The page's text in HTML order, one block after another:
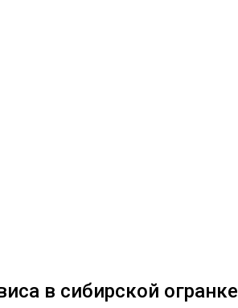
в сибирской огранке